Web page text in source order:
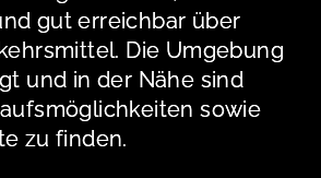
gut erreichbar über
Die Umgebung
und in der Nähe sind
sowie
zu finden.